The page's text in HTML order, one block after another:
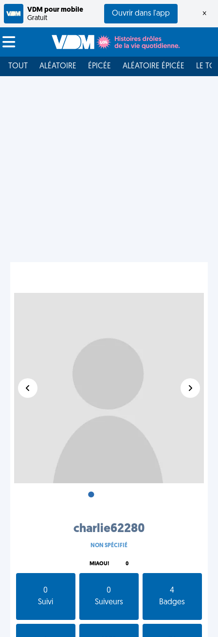
VDM pour mobile
Gratuit
Ouvrir dans l'app ×
TOUT ALÉATOIRE ÉPICÉE ALÉATOIRE ÉPICÉE LE
•
charlie62280
NON SPÉCIFIÉ
MIAOU! 0
0
Suivi
0
Suiveurs
4
Badges